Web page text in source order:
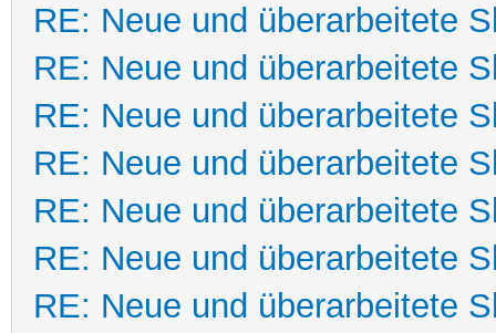
RE: Neue und überarbeitete
RE: Neue und überarbeitete
RE: Neue und überarbeitete
RE: Neue und überarbeitete
RE: Neue und überarbeitete
RE: Neue und überarbeitete
RE: Neue und überarbeitete